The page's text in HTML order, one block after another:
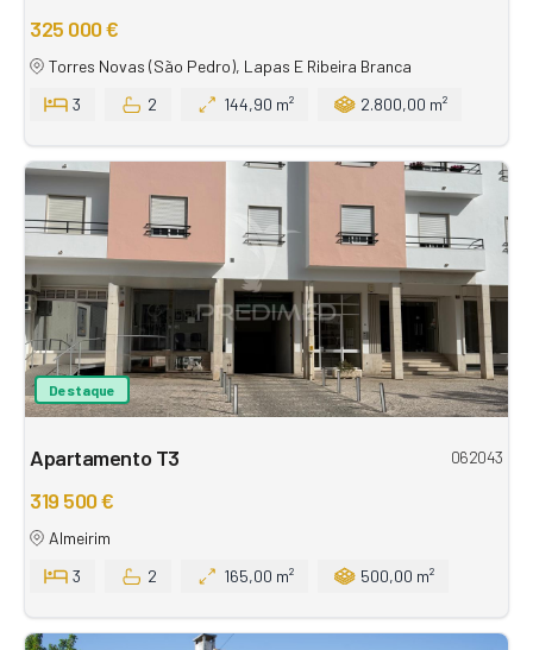
325 000 €
Torres Novas (São Pedro), Lapas E Ribeira Branca
3
2 144,90 m² 2.800,00 m²
Destaque
Apartamento T3 062043
319 500 €
Almeirim
3
2 165,00 m² 500,00 m²